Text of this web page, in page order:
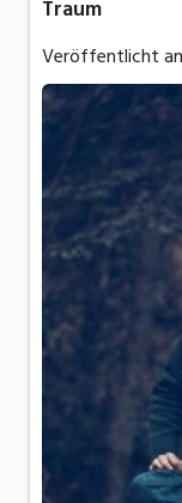
Traum
Veröffentlicht